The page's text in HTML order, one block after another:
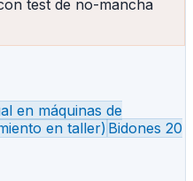
test de no-mancha
en máquinas de
en taller) Bidones 20